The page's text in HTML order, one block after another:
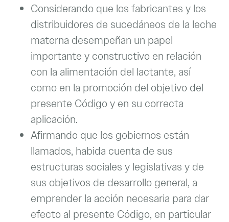
Considerando que los fabricantes y los
distribuidores de sucedáneos de la leche
materna desempeñan un papel
importante y constructivo en relación
con la alimentación del lactante, así
como en la promoción del objetivo del
presente Código y en su correcta
aplicación.
Afirmando que los gobiernos están
llamados, habida cuenta de sus
estructuras sociales y legislativas y de
sus objetivos de desarrollo general, a
emprender la acción necesaria para dar
efecto al presente Código, en particular